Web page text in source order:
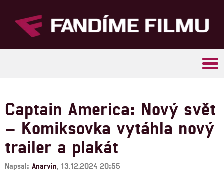
Captain America: Nový svět
– Komiksovka vytáhla nový
trailer a plakát
Napsal: Anarvin, 13.12.2024 20:55